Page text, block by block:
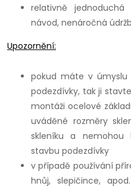
relativně
návod, nenáročná
Upozornění:
pokud máte v úmyslu
podezdívky, tak ji
montáži ocelové
uváděné rozměry
skleníku a
stavbu podezdívky
v případě používání
hnůj, slepičince,